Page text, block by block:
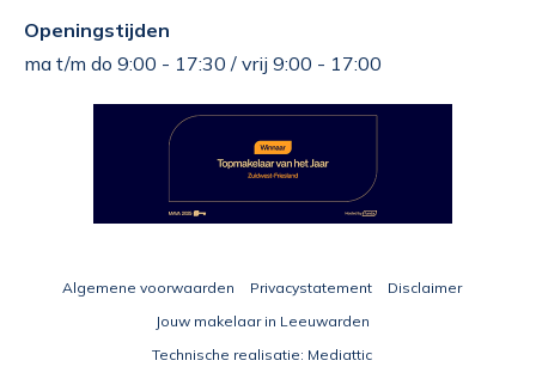
Openingstijden
ma t/m do 9:00 - 17:30 / vrij 9:00 - 17:00
Algemene voorwaarden Privacystatement
Disclaimer
Jouw makelaar in Leeuwarden
Technische realisatie: Mediattic